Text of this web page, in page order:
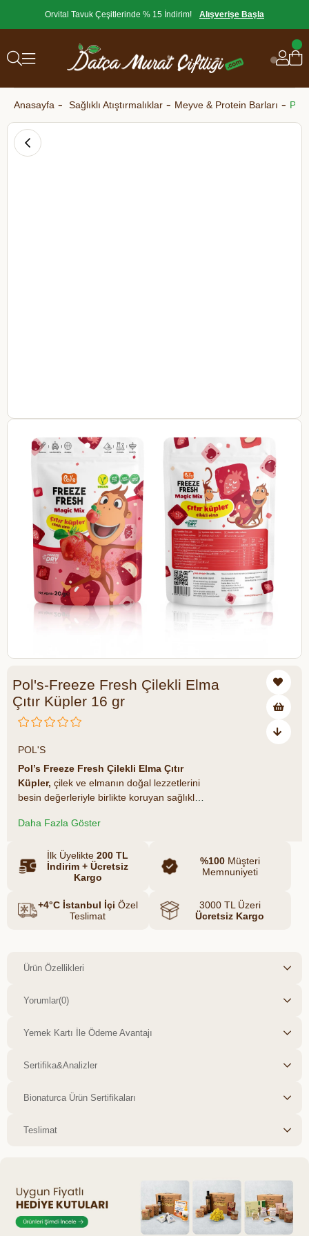
Orvital Tavuk Çeşitlerinde % 15 İndirim! Alışverişe Başla
Anasayfa Sağlıklı Atıştırmalıklar Meyve & Protein Barları
Pol's-Freeze Fresh Çilekli Elma
Çıtır Küpler 16 gr
POL'S
Pol’s Freeze Fresh Çilekli Elma Çıtır
Küpler, çilek ve elmanın doğal lezzetlerini
besin değerleriyle birlikte koruyan sağlıklı
(freeze-dry) teknolojisiyle hazırlanır, katkı
gramlık pratik paketiyle günün her anında
yanınızda taşıyabileceğiniz hafif ve
besleyici bir tercihtir.
Daha Fazla Göster
İlk Üyelikte 200 TL
İndirim + Ücretsiz
Kargo
%100Müşteri
Memnuniyeti
+4°C İstanbul İçi Özel
Teslimat
3000 TL Üzeri
Ücretsiz Kargo
Ürün Özellikleri
Yorumlar(0)
Yemek Kartı İle Ödeme Avantajı
Sertifika&Analizler
Bionaturca Ürün Sertifikaları
Teslimat